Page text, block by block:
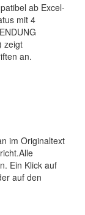
ab Excel-
mit 4
zeigt
an.
im Originaltext
Ein Klick auf
auf den